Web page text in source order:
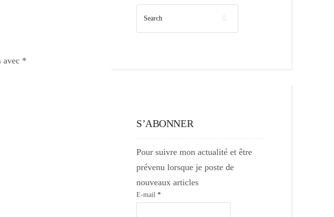
avec *
S’ABONNER
Pour suivre mon actualité et être
prévenu lorsque je poste de
nouveaux articles
E-mail *